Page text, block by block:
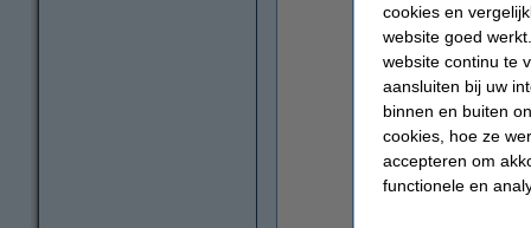
cookies en
website goed
website continu te
aansluiten bij uw
binnen en buiten
cookies, hoe ze
accepteren om
functionele en